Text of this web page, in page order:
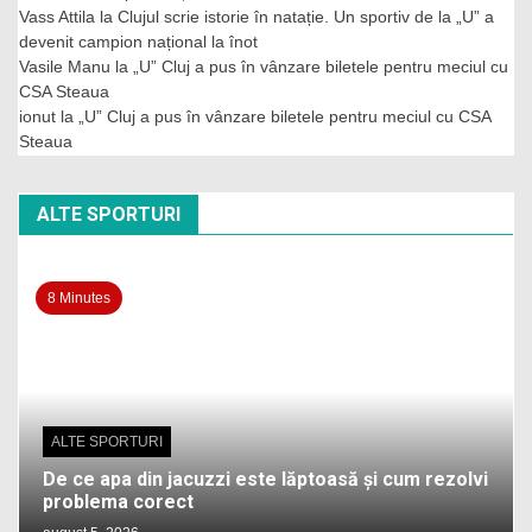
Vass Attila la Clujul scrie istorie în natație. Un sportiv de la „U” a
devenit campion național la înot
Vasile Manu la
„U” Cluj a pus în vânzare biletele pentru meciul cu
CSA Steaua
ionut la
„U” Cluj a pus în vânzare biletele pentru meciul cu CSA
Steaua
ALTE SPORTURI
8 Minutes
ALTE SPORTURI
De ce apa din jacuzzi este lăptoasă și cum rezolvi
problema corect